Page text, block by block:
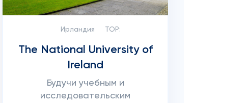
Ирландия TOP:
The National University of
Ireland
Будучи учебным и
исследовательским